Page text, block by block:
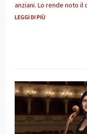
anziani. Lo rende noto il
LEGGI DI PIÙ